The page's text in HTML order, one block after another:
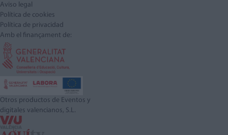
Aviso legal
Política de cookies
Política de privacidad
Amb el finançament de:
Otros productos de Eventos y
digitales valencianos, S.L.